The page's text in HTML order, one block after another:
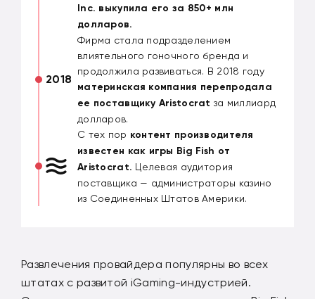
Inc. выкупила его за 850+ млн
долларов.
2018
Фирма стала подразделением
влиятельного гоночного бренда и
продолжила развиваться. В 2018 году
материнская компания перепродала
ее поставщику Aristocrat за миллиард
долларов.
С тех пор контент производителя
известен как игры Big Fish от
Aristocrat. Целевая аудитория
поставщика — администраторы казино
из Соединенных Штатов Америки.
Развлечения провайдера популярны во всех
штатах с развитой iGaming-индустрией.